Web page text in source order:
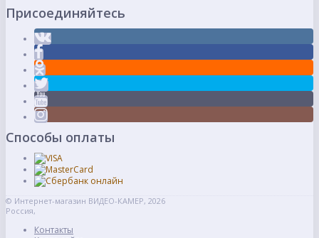
Присоединяйтесь
Способы оплаты
© Интернет-магазин ВИДЕО-КАМЕР, 2026
Россия,
Контакты